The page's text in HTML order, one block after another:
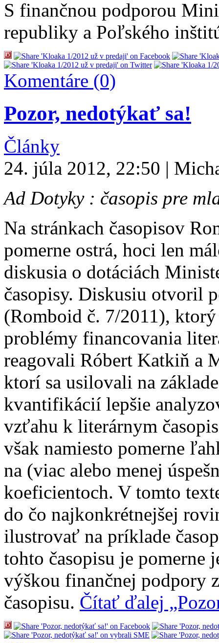
S finančnou podporou
republiky a Poľského
Komentáre (0)
Pozor, nedotýkať sa!
Články
24. júla 2012, 22:50 |
Ad Dotyky : časopis pre
Na stránkach časopisov
pomerne ostrá, hoci len
diskusia o dotáciách
časopisy. Diskusiu otvoril
(Romboid č. 7/2011),
problémy financovania
reagovali Róbert Katkiň a
ktorí sa usilovali na
kvantifikácií lepšie
vzťahu k literárnym
však namiesto pomerne
na (viac alebo menej
koeficientoch. V tomto
do čo najkonkrétnejšej
ilustrovať na príklade
tohto časopisu je pomerne
výškou finančnej podpory
časopisu. Čítať ďalej